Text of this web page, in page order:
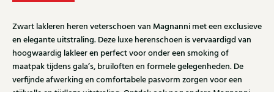
Zwart lakleren heren veterschoen van Magnanni met een exclusieve
en elegante uitstraling. Deze luxe herenschoen is vervaardigd van
hoogwaardig lakleer en perfect voor onder een smoking of
maatpak tijdens gala’s, bruiloften en formele gelegenheden. De
verfijnde afwerking en comfortabele pasvorm zorgen voor een